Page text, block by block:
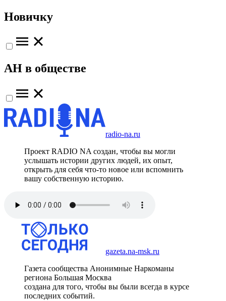
Новичку
АН в обществе
radio-na.ru
Проект RADIO NA создан, чтобы вы могли
услышать истории других людей, их опыт,
открыть для себя что-то новое или вспомнить
вашу собственную историю.
gazeta.na-msk.ru
Газета сообщества Анонимные Наркоманы
региона Большая Москва
создана для того, чтобы вы были всегда в курсе
последних событий.